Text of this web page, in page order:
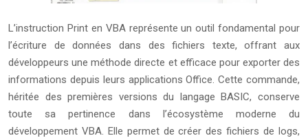
L’instruction Print en VBA représente un outil fondamental pour
l’écriture de données dans des fichiers texte, offrant aux
développeurs une méthode directe et efficace pour exporter des
informations depuis leurs applications Office. Cette commande,
héritée des premières versions du langage BASIC, conserve
toute sa pertinence dans l’écosystème moderne du
développement VBA. Elle permet de créer des fichiers de logs,